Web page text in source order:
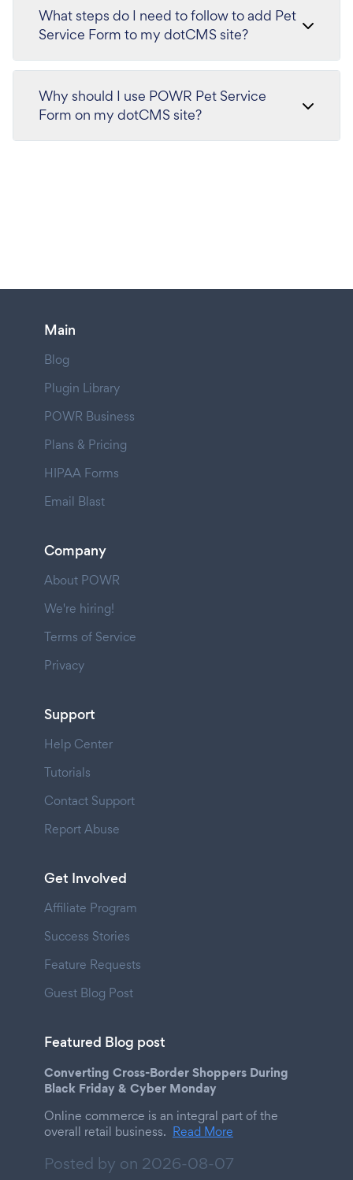
What steps do I need to follow to add Pet
Service Form to my dotCMS site?
Why should I use POWR Pet Service
Form on my dotCMS site?
Main
Blog
Plugin Library
POWR Business
Plans & Pricing
HIPAA Forms
Email Blast
Company
About POWR
We're hiring!
Terms of Service
Privacy
Support
Help Center
Tutorials
Contact Support
Report Abuse
Get Involved
Affiliate Program
Success Stories
Feature Requests
Guest Blog Post
Featured Blog post
Converting Cross-Border Shoppers During
Black Friday & Cyber Monday
Online commerce is an integral part of the
overall retail business. Read More
Posted by on 2026-08-07